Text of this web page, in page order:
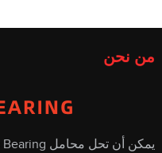
من نحن